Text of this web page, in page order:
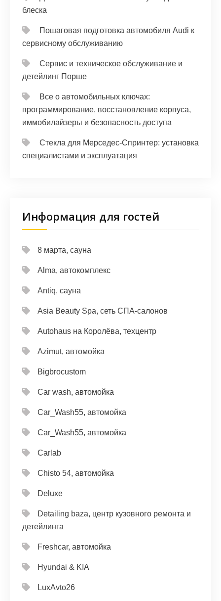
блеска
Пошаговая подготовка автомобиля Audi к
сервисному обслуживанию
Сервис и техническое обслуживание и
детейлинг Порше
Все о автомобильных ключах:
программирование, восстановление корпуса,
иммобилайзеры и безопасность доступа
Стекла для Мерседес-Спринтер: установка
специалистами и эксплуатация
Информация для гостей
8 марта, сауна
Alma, автокомплекс
Antiq, сауна
Asia Beauty Spa, сеть СПА-салонов
Autohaus на Королёва, техцентр
Azimut, автомойка
Bigbrocustom
Car wash, автомойка
Car_Wash55, автомойка
Car_Wash55, автомойка
Carlab
Chisto 54, автомойка
Deluxe
Detailing baza, центр кузовного ремонта и
детейлинга
Freshcar, автомойка
Hyundai & KIA
LuxAvto26